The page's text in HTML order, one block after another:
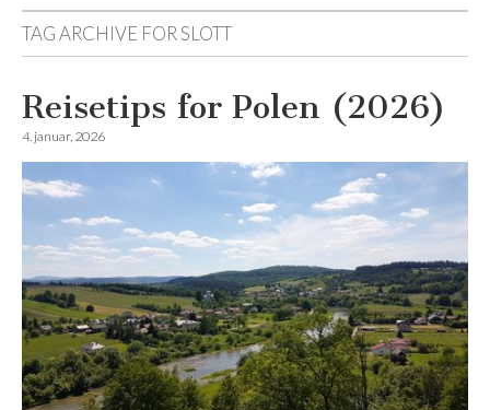
Reisemagazinet
TAG ARCHIVE FORSLOTT
Reisetips for Polen (2026)
4. januar, 2026